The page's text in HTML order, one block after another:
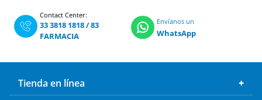
Contact Center:
33 3818 1818/83
FARMACIA
Envíanos un
WhatsApp
Tienda en línea